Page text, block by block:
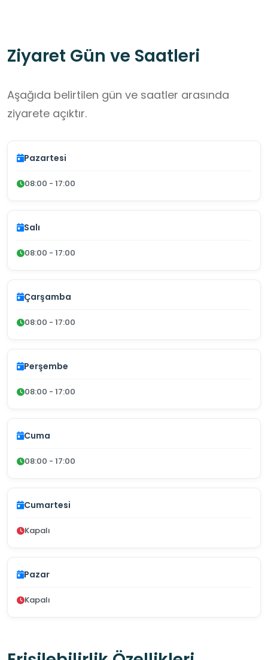
Ziyaret Gün ve Saatleri
Aşağıda belirtilen gün ve saatler arasında
ziyarete açıktır.
Pazartesi
08:00 - 17:00
Salı
08:00 - 17:00
Çarşamba
08:00 - 17:00
Perşembe
08:00 - 17:00
Cuma
08:00 - 17:00
Cumartesi
Kapalı
Pazar
Kapalı